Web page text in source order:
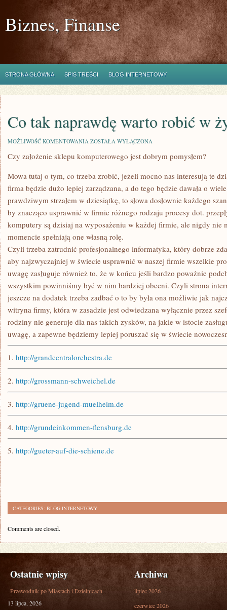
Biznes, Finanse
STRONA GŁÓWNA SPIS TREŚCI BLOG INTERNETOWY
Co tak naprawdę warto robić w
MOŻLIWOŚĆ KOMENTOWANIA CO
NAPRAWDĘ
W
ŻYCIU?
ZOSTAŁA WYŁĄCZONA
Czy założenie sklepu komputerowego jest dobrym pomysłem?
Mowa tutaj o tym, co trzeba zrobić, jeżeli mocno nas interesują te
firma będzie dużo lepiej zarządzana, a do tego będzie dawała o
prawdziwym strzałem w dziesiątkę, to słowa dosłownie każdego
by znacząco usprawnić w firmie różnego rodzaju procesy dot.
komputery są dzisiaj na wyposażeniu w każdej firmie, ale nigdy nie
momencie spełniają one własną rolę.
Czyli trzeba zatrudnić profesjonalnego informatyka, który dobrze
aby najzwyczajniej w świecie usprawnić w naszej firmie wszelkie
uwagę zasługuje również to, że w końcu jeśli bardzo poważnie
wszystkim powinniśmy być w nim bardziej obecni. Czyli strona
jeszcze na dodatek trzeba zadbać o to by była ona możliwie jak
witryna firmy, która w zasadzie jest odwiedzana wyłącznie przez
rodziny nie generuje dla nas takich zysków, na jakie w istocie
uwagę, a zapewne będziemy lepiej poruszać się w świecie
1. http://grandcentralorchestra.de
2. http://grossmann-schweichel.de
3. http://gruene-jugend-muelheim.de
4. http://grundeinkommen-flensburg.de
5. http://gueter-auf-die-schiene.de
CATEGORIES: BLOG INTERNETOWY
Comments are closed.
Ostatnie wpisy
Przewodnik po Miastach i Dzielnicach
13 lipca, 2026
Archiwa
lipiec 2026
czerwiec 2026